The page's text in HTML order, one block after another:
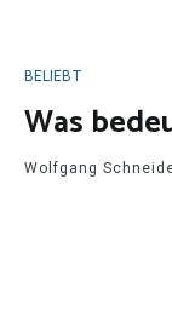
BELIEBT
Was
Wolfgang